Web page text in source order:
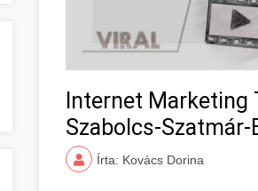
Internet Marketing
Szabolcs-Szatmár-
Írta: Kovács Dorina